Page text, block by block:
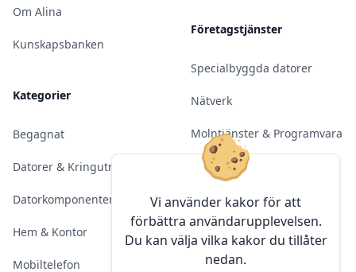
Vi använder kakor för att
förbättra användarupplevelsen.
Du kan välja vilka kakor du tillåter
nedan.
Om Alina
Kunskapsbanken
Kategorier
Begagnat
Datorer & Kringutrustning
Datorkomponenter
Hem & Kontor
Mobiltelefon
Företagstjänster
Specialbyggda datorer
Nätverk
Molntjänster & Programvara
Server & Backup
Kameraövervakning
Konferens & Public Display
Sälja elektronik